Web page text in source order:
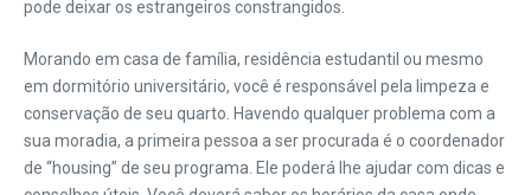
pode deixar os estrangeiros constrangidos.
Morando em casa de família, residência estudantil ou mesmo
em dormitório universitário, você é responsável pela limpeza e
conservação de seu quarto. Havendo qualquer problema com a
sua moradia, a primeira pessoa a ser procurada é o coordenador
de “housing” de seu programa. Ele poderá lhe ajudar com dicas e